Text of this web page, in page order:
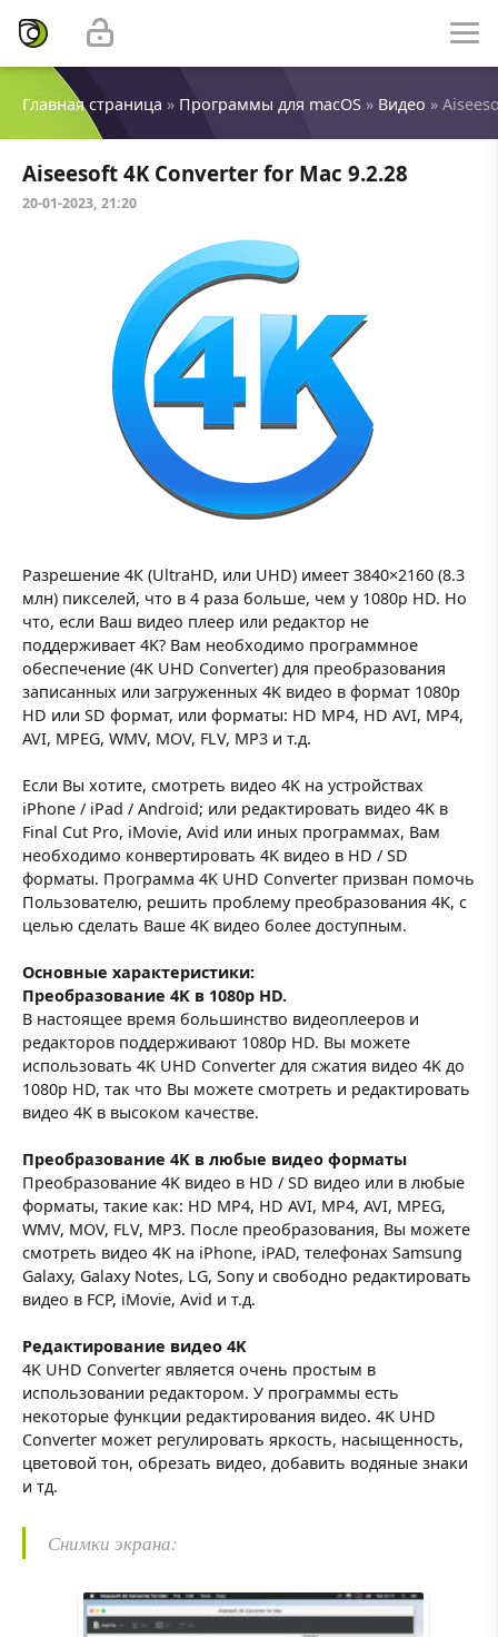
Главная страница » Программы для macOS » Видео »
Aiseesoft 4K Converter for Mac 9.2.28
20-01-2023, 21:20
Разрешение 4К (UltraHD, или UHD) имеет 3840×2160 (8.3
млн) пикселей, что в 4 раза больше, чем у 1080p HD. Но
что, если Ваш видео плеер или редактор не
поддерживает 4K? Вам необходимо программное
обеспечение (4K UHD Converter) для преобразования
записанных или загруженных 4K видео в формат 1080p
HD или SD формат, или форматы: HD MP4, HD AVI, MP4,
AVI, MPEG, WMV, MOV, FLV, MP3 и т.д.
Если Вы хотите, смотреть видео 4K на устройствах
iPhone / iPad / Android; или редактировать видео 4K в
Final Cut Pro, iMovie, Avid или иных программах, Вам
необходимо конвертировать 4K видео в HD / SD
форматы. Программа 4K UHD Converter призван помочь
Пользователю, решить проблему преобразования 4K, с
целью сделать Ваше 4K видео более доступным.
Основные характеристики:
Преобразование 4K в 1080p HD.
В настоящее время большинство видеоплееров и
редакторов поддерживают 1080p HD. Вы можете
использовать 4K UHD Converter для сжатия видео 4K до
1080p HD, так что Вы можете смотреть и редактировать
видео 4K в высоком качестве.
Преобразование 4K в любые видео форматы
Преобразование 4K видео в HD / SD видео или в любые
форматы, такие как: HD MP4, HD AVI, MP4, AVI, MPEG,
WMV, MOV, FLV, MP3. После преобразования, Вы можете
смотреть видео 4K на iPhone, iPAD, телефонах Samsung
Galaxy, Galaxy Notes, LG, Sony и свободно редактировать
видео в FCP, iMovie, Avid и т.д.
Редактирование видео 4K
4K UHD Converter является очень простым в
использовании редактором. У программы есть
некоторые функции редактирования видео. 4K UHD
Converter может регулировать яркость, насыщенность,
цветовой тон, обрезать видео, добавить водяные знаки
и тд.
Снимки экрана: